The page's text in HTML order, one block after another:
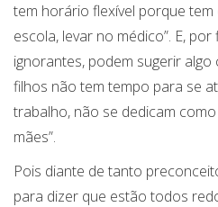
tem horário flexível porque
escola, levar no médico”. E,
ignorantes, podem sugerir algo
filhos não tem tempo para se
trabalho, não se dedicam
mães”.
Pois diante de tanto
para dizer que estão todos